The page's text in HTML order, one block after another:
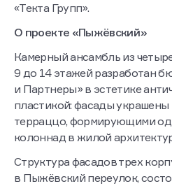
«Текта Групп».
О проекте «Пыжёвский»
Камерный ансамбль из
9 до 14 этажей разработан
и Партнеры» в эстетике
пластикой: фасады
терраццо, формирующими
колоннад в жилой
Структура фасадов трех
в Пыжёвский переулок,